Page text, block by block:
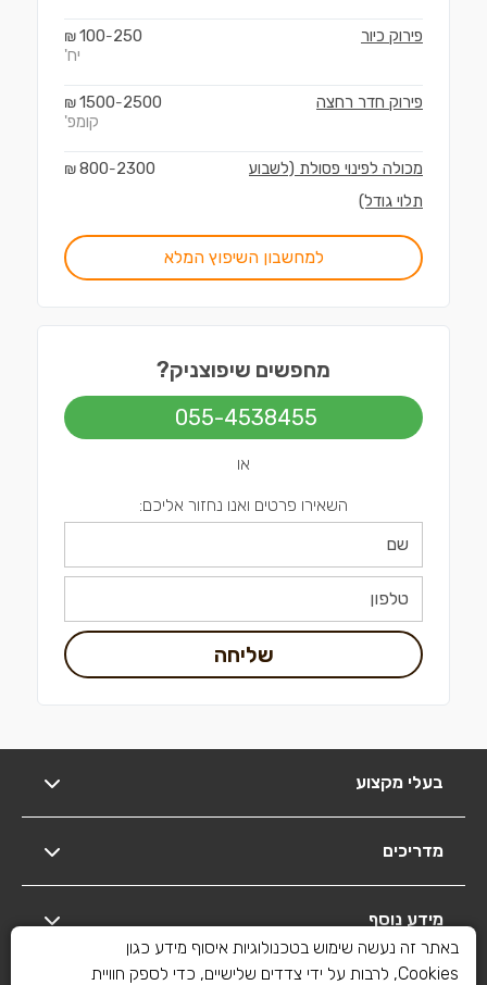
פירוק כיור 100-250
₪
יח'
פירוק חדר רחצה 1500-2500
₪
קומפ'
מכולה לפינוי פסולת (לשבוע
תלוי גודל)
800-2300
₪
למחשבון השיפוץ המלא
מחפשים שיפוצניק?
055-4538455
או
השאירו פרטים ואנו נחזור אליכם:
שליחה
בעלי מקצוע
מדריכים
מידע נוסף
באתר זה נעשה שימוש בטכנולוגיות איסוף מידע כגון
Cookies, לרבות על ידי צדדים שלישיים, כדי לספק חוויית